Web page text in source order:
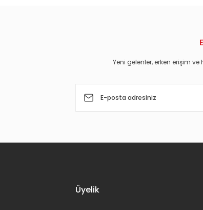
Yeni gelenler, erken erişim
Üyelik